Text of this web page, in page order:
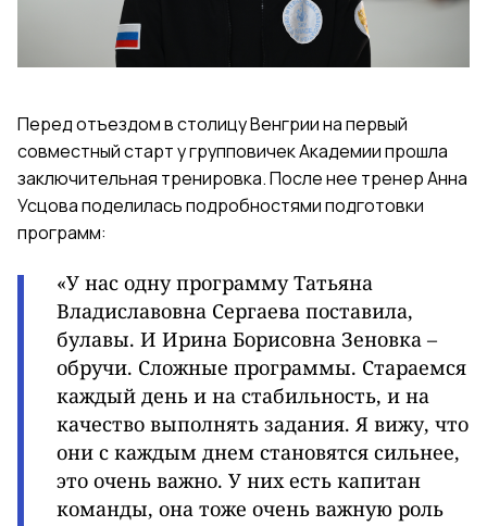
Перед отъездом в столицу Венгрии на первый
совместный старт у групповичек Академии прошла
заключительная тренировка. После нее тренер Анна
Усцова поделилась подробностями подготовки
программ:
«У нас одну программу Татьяна
Владиславовна Сергаева поставила,
булавы. И Ирина Борисовна Зеновка –
обручи. Сложные программы. Стараемся
каждый день и на стабильность, и на
качество выполнять задания. Я вижу, что
они с каждым днем становятся сильнее,
это очень важно. У них есть капитан
команды, она тоже очень важную роль